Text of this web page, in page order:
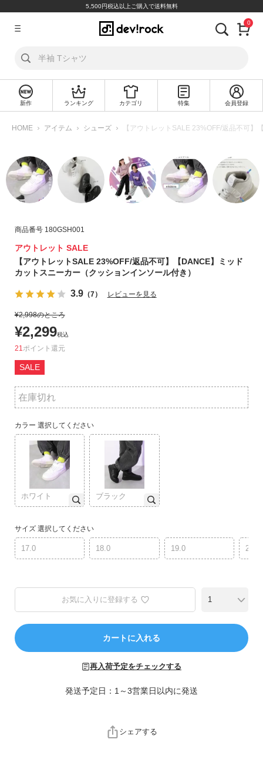
5,500円税込以上ご購入で送料無料
グ
規
録
探
カ
テ
ゴ
リ
ら
探
す
ン
ン
グ
か
ら
探
す
新
作
ら
探
す
特
か
ら
探
す
0
新作 ランキング カテゴリ 特集 会員登録
HOME アイテム シューズ 【アウトレットSALE 23%OFF/返品不可
商品番号 180GSH001
アウトレット SALE
【アウトレットSALE 23%OFF/返品不可】【DANCE】ミッド
カットスニーカー（クッションインソール付き）
3.9（7） レビューを見る
¥2,998のところ
¥2,299税込
21ポイント
SALE
在庫切れ
カラー 選択してください
ホワイト ブラック
サイズ 選択してください
17.0 18.0 19.0 20.0
お気に入りに登録する
カートに入れる
再入荷予定をチェックする
発送予定日：1～3営業日以内に発送
シェアする